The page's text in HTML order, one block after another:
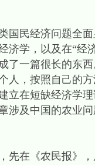
民经济问题全面
济学，以及在“
了一篇很长的东
人，按照自己的
立在短缺经济学
涉及中国的农业
在《农民报》，